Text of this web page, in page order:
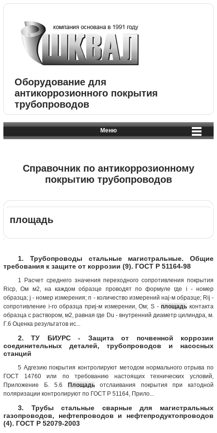
Оборудование для
антикоррозионного покрытия
трубопроводов
Меню
Справочник по антикоррозионному
покрытию трубопроводов
площадь
1. Трубопроводы стальные магистральные. Общие
требования к защите от коррозии (9). ГОСТ Р 51164-98
1 Расчет среднего значения переходного сопротивления покрытия
Riсp, Ом м2, на каждом образце проводят по формуле где i - номер
образца; j - номер измерения; п - количество измерений наj-м образце; Rij -
сопротивление i-го образца приj-м измерении, Ом; S -площадь контакта
образца с раствором, м2, равная где Du - внутренний диаметр цилиндра, м.
Г.6 Оценка результатов ис...
2. ТУ БИУРС - Защита от почвенной коррозии
соединительных деталей, трубопроводов и насосных
станций
5 Адгезию покрытия контролируют методом нормального отрыва по
ГОСТ 14760 или по требованию настоящих технических условий,
Приложение Б. 5.6 Площадьотслаивания покрытия при катодной
поляризации контролируют по ГОСТ Р 51164, Прило...
3. Трубы стальные сварные для магистральных
газопроводов, нефтепроводов и нефтепродуктопроводов
(4). ГОСТ Р 52079-2003